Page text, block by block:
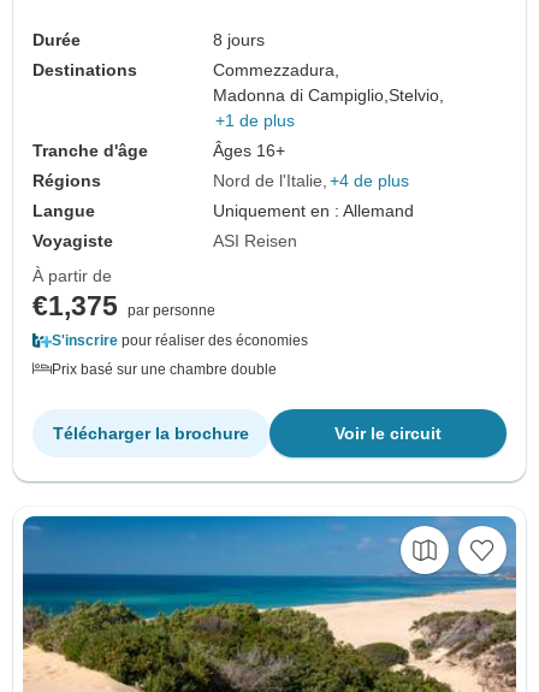
Durée
8 jours
Destinations
Commezzadura,
Madonna di Campiglio,Stelvio,
+1 de plus
Tranche d'âge
Âges 16+
Régions
Nord de l'Italie +4 de plus
Langue
Uniquement en : Allemand
Voyagiste
ASI Reisen
À partir de
€1,375 par personne
S'inscrire pour réaliser des économies
Prix basé sur une chambre double
Voir le circuit
Télécharger la brochure